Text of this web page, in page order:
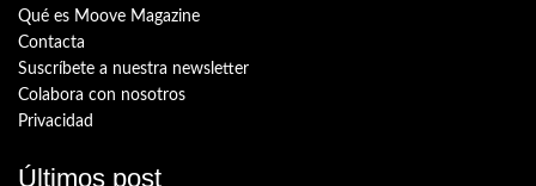
Qué es Moove Magazine
Contacta
Suscríbete a nuestra newsletter
Colabora con nosotros
Privacidad
Últimos post